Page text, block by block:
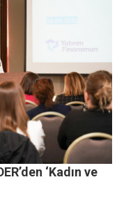
‘Kadın ve